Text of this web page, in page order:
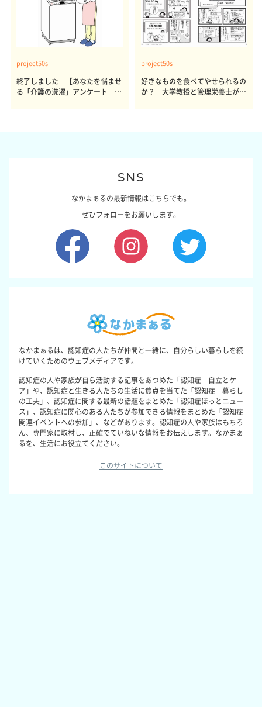
project50s
終了しました 【あなたを悩ませ
る「介護の洗濯」アンケート 体
project50s
好きなものを食べてやせられるの
か？ 大学教授と管理栄養士が出
SNS
なかまぁるの最新情報はこちらでも。
ぜひフォローをお願いします。
なかまぁるは、認知症の人たちが仲間と一緒に、自分らしい暮らしを続
けていくためのウェブメディアです。
認知症の人や家族が自ら活動する記事をあつめた「認知症 自立とケ
ア」や、認知症と生きる人たちの生活に焦点を当てた「認知症 暮らし
の工夫」、認知症に関する最新の話題をまとめた「認知症ほっとニュー
ス」、認知症に関心のある人たちが参加できる情報をまとめた「認知症
関連イベントへの参加」、などがあります。認知症の人や家族はもちろ
ん、専門家に取材し、正確でていねいな情報をお伝えします。なかまぁ
るを、生活にお役立てください。
このサイトについて